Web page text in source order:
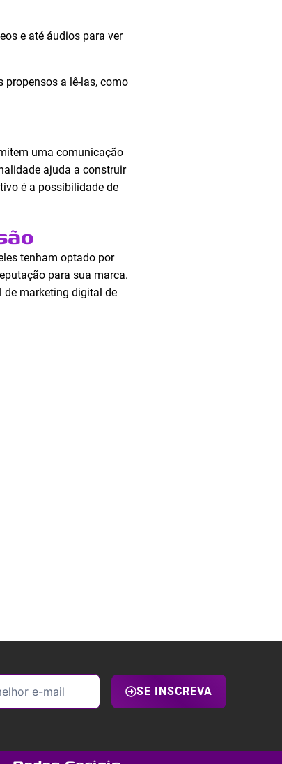
e até áudios para ver
propensos a lê-las, como
uma comunicação
ajuda a construir
é a possibilidade de
tenham optado por
para sua marca.
de marketing digital de
SE INSCREVA